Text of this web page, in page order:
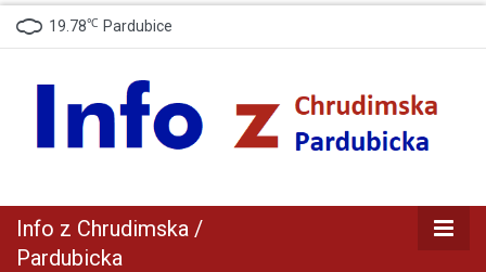
19.78℃ Pardubice
Info z
Info z Chrudimska /
Pardubicka